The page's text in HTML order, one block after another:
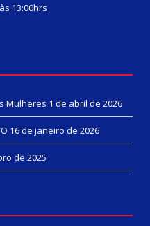
13:00hrs
Mulheres 1 de abril de 2026
16 de janeiro de 2026
de 2025